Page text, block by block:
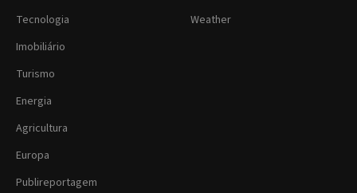
Tecnologia
Imobiliário
Turismo
Energia
Agricultura
Europa
Publireportagem
Weather